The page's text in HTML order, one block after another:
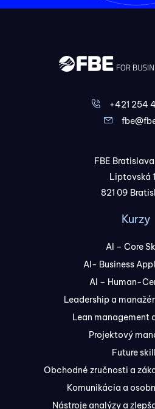
+421 254
FBE
Liptovská
821 09
Kurzy
AI – Core
AI- Business
AI – Human-
Leadership a
Lean management
Projektový
Future
Obchodné zručnosti a
Komunikácia a
Nástroje analýzy a